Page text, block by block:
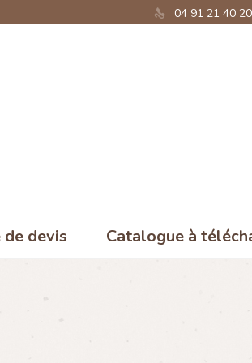
04 91 21 40 20
devis Catalogue à